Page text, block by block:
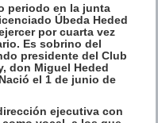
periodo en la junta
Úbeda Heded
por cuarta vez
Es sobrino del
presidente del Club
don Miguel Heded
el 1 de junio de
ejecutiva con